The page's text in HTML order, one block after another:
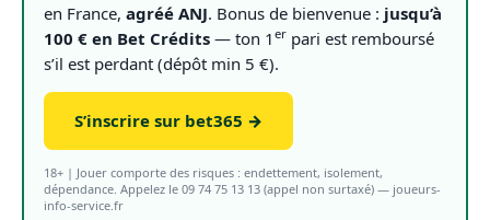
en France, agréé ANJ. Bonus de bienvenue : jusqu’à
100 € en Bet Crédits — ton 1 er pari est remboursé
s’il est perdant (dépôt min 5 €).
S’inscrire sur bet365 →
18+ | Jouer comporte des risques : endettement, isolement,
dépendance. Appelez le 09 74 75 13 13 (appel non surtaxé) — joueurs-
info-service.fr